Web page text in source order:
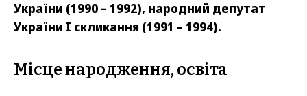
України (1990 – 1992), народний депутат
України I скликання (1991 – 1994).
Місце народження, освіта